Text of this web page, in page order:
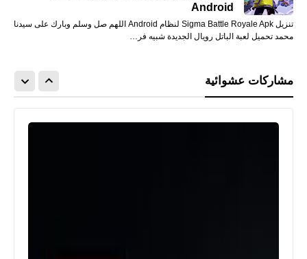
Android
تنزيل Sigma Battle Royale Apk لنظام Android اللهم صل وسلم وبارك على سيدنا
محمد تحميل لعبة الباتل رويال الجديدة شبيه فر…
مشاركات عشوائية